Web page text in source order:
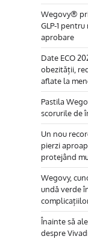
Wegovy®
GLP-1
aprobare
Date ECO
obezității,
aflate la
Pastila
scorurile de
Un nou
pierzi
protejând
Wegovy,
undă verde
Înainte să
despre